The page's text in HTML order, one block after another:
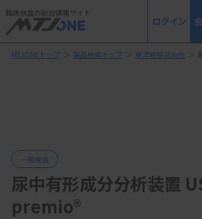
臨床検査の総合情報サイト
ログイン
MTJONEトップ ＞ 製品検索トップ ＞ 東洋紡株式会社 ＞
一般検査
尿中有形成分分析装置
premio®